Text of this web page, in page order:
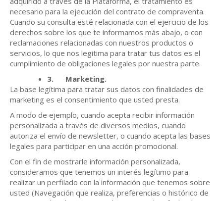
necesario para la ejecución del contrato de compraventa.
Cuando su consulta esté relacionada con el ejercicio de los
derechos sobre los que te informamos más abajo, o con
reclamaciones relacionadas con nuestros productos o
servicios, lo que nos legitima para tratar tus datos es el
cumplimiento de obligaciones legales por nuestra parte.
3.
Marketing.
La base legítima para tratar sus datos con finalidades de
marketing es el consentimiento que usted presta.
A modo de ejemplo, cuando acepta recibir información
personalizada a través de diversos medios, cuando
autoriza el envío de newsletter, o cuando acepta las bases
legales para participar en una acción promocional.
Con el fin de mostrarle información personalizada,
consideramos que tenemos un interés legítimo para
realizar un perfilado con la información que tenemos sobre
usted (Navegación que realiza, preferencias o histórico de